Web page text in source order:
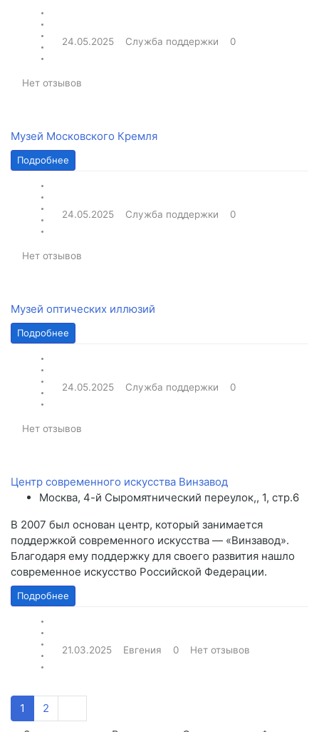
24.05.2025 Служба поддержки 0
Нет отзывов
Музей Московского Кремля
Подробнее
24.05.2025 Служба поддержки 0
Нет отзывов
Музей оптических иллюзий
Подробнее
24.05.2025 Служба поддержки 0
Нет отзывов
Центр современного искусства Винзавод
Москва, 4-й Сыромятнический переулок,, 1, стр.6
В 2007 был основан центр, который занимается
поддержкой современного искусства ― «Винзавод».
Благодаря ему поддержку для своего развития нашло
современное искусство Российской Федерации.
Подробнее
21.03.2025 Евгения 0 Нет отзывов
1
2